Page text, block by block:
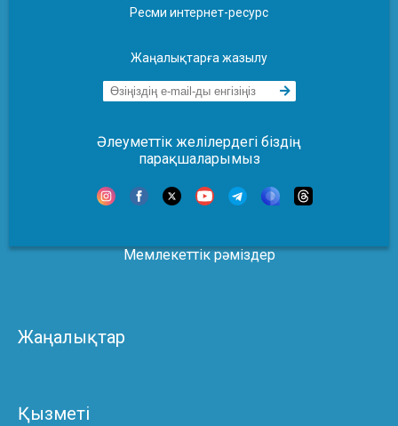
Ресми интернет-ресурс
Жаңалықтарға жазылу
Әлеуметтік желілердегі біздің
парақшаларымыз
Мемлекеттік рәміздер
Жаңалықтар
Қызметі